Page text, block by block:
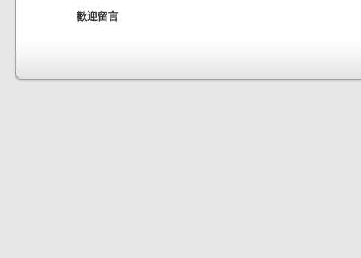
歡迎留言